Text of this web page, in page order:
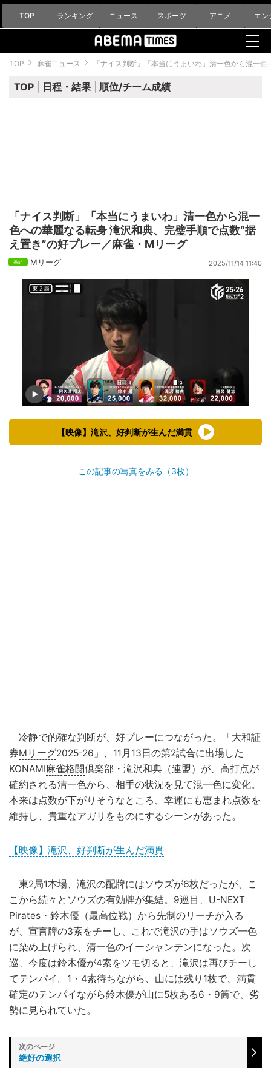
TOP ランキング ニュース スポーツ アニメ エン
TOP 麻雀ニュース 「ナイス判断」「本当にうまいわ」清一色から混一
TOP 日程・結果 順位/チーム成績
「ナイス判断」「本当にうまいわ」清一色から混一
色への華麗なる転身 滝沢和典、完璧手順で点数“据
え置き”の好プレー／麻雀・Mリーグ
Mリーグ 2025/11/14 11:40
【映像】滝沢、好判断が生んだ満貫
この記事の写真をみる（3枚）
冷静で的確な判断が、好プレーにつながった。「大和証
券Mリーグ2025-26」、11月13日の第2試合に出場した
KONAMI麻雀格闘倶楽部・滝沢和典（連盟）が、高打点が
確約される清一色から、相手の状況を見て混一色に変化。
本来は点数が下がりそうなところ、幸運にも恵まれ点数を
維持し、貴重なアガリをものにするシーンがあった。
【映像】滝沢、好判断が生んだ満貫
東2局1本場、滝沢の配牌にはソウズが6枚だったが、こ
こから続々とソウズの有効牌が集結。9巡目、U-NEXT
Pirates・鈴木優（最高位戦）から先制のリーチが入る
が、宣言牌の3索をチーし、これで滝沢の手はソウズ一色
に染め上げられ、清一色のイーシャンテンになった。次
巡、今度は鈴木優が4索をツモ切ると、滝沢は再びチーし
てテンパイ。1・4索待ちながら、山には残り1枚で、満貫
確定のテンパイながら鈴木優が山に5枚ある6・9筒で、劣
勢に見られていた。
絶好の選択